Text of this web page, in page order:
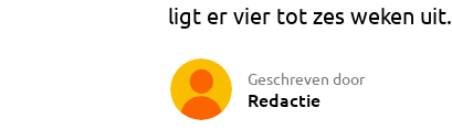
ligt er vier tot zes weken uit.
Geschreven door
Redactie